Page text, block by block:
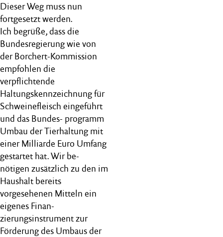
Dieser Weg muss nun
fortgesetzt werden.
Ich begrüße, dass die
Bundesregierung wie von
der Borchert-Kommission
empfohlen die
verpflichtende
Haltungskennzeichnung für
Schweinefleisch eingeführt
und das Bundes- programm
Umbau der Tierhaltung mit
einer Milliarde Euro Umfang
gestartet hat. Wir be-
nötigen zusätzlich zu den im
Haushalt bereits
vorgesehenen Mitteln ein
eigenes Finan-
zierungsinstrument zur
Förderung des Umbaus der